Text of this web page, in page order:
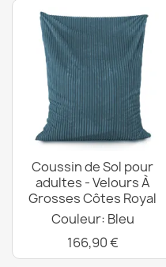
Coussin de Sol pour
adultes - Velours À
Grosses Côtes Royal
Couleur: Bleu
166,90 €